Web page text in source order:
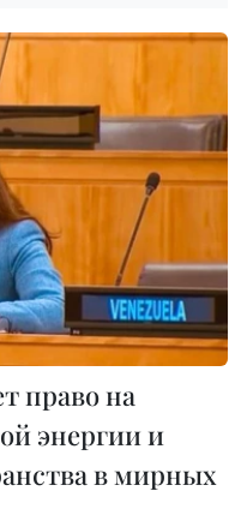
право на
энергии и
в мирных